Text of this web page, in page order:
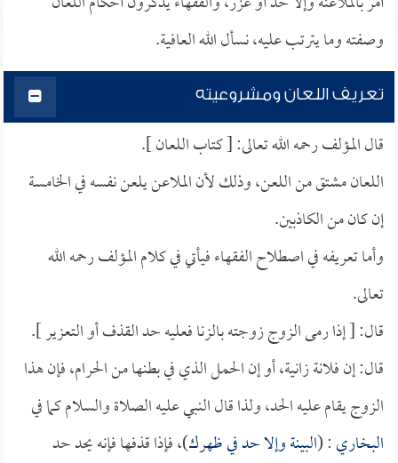
وصفته وما يترتب عليه، نسأل الله العافية.
تعريف اللعان ومشروعيته
قال المؤلف رحمه الله تعالى: [ كتاب اللعان ].
اللعان مشتق من اللعن، وذلك لأن الملاعن يلعن نفسه في الخامسة
إن كان من الكاذبين.
وأما تعريفه في اصطلاح الفقهاء فيأتي في كلام المؤلف رحمه الله
تعالى.
قال: [ إذا رمى الزوج زوجته بالزنا فعليه حد القذف أو التعزير ].
قال: إن فلانة زانية، أو إن الحمل الذي في بطنها من الحرام، فإن هذا
الزوج يقام عليه الحد، ولذا قال النبي عليه الصلاة والسلام كما في
البخاري: (البينة وإلا حد في ظهرك)، فإذا قذفها فإنه يحد حد